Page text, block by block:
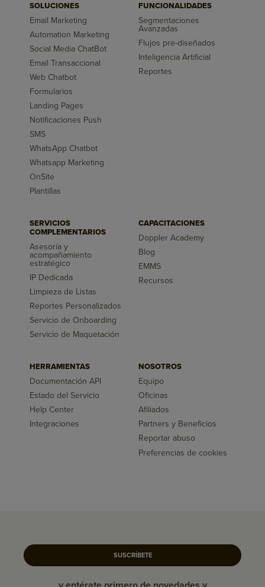
SOLUCIONES
Email Marketing
Automation Marketing
Social Media ChatBot
Email Transaccional
Web Chatbot
Formularios
Landing Pages
Notificaciones Push
SMS
WhatsApp Chatbot
Whatsapp Marketing
OnSite
Plantillas
FUNCIONALIDADES
Segmentaciones
Avanzadas
Flujos pre-diseñados
Inteligencia Artificial
Reportes
SERVICIOS
COMPLEMENTARIOS
Asesoría y
acompañamiento
estratégico
IP Dedicada
Limpieza de Listas
Reportes Personalizados
Servicio de Onboarding
Servicio de Maquetación
CAPACITACIONES
Doppler Academy
Blog
EMMS
Recursos
HERRAMIENTAS
Documentación API
Estado del Servicio
Help Center
Integraciones
NOSOTROS
Equipo
Oficinas
Afiliados
Partners y Beneficios
Reportar abuso
Preferencias de cookies
SUSCRÍBETE